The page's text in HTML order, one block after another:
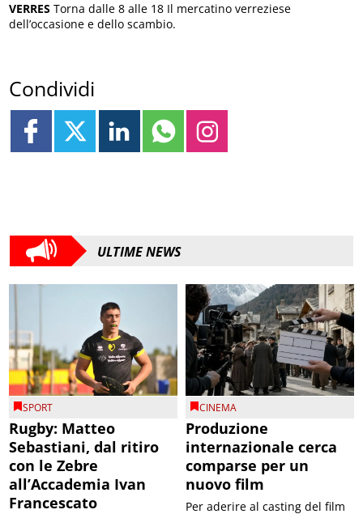
VERRES Torna dalle 8 alle 18 Il mercatino verreziese
dell’occasione e dello scambio.
Condividi
ULTIME NEWS
SPORT
Rugby: Matteo
Sebastiani, dal ritiro
con le Zebre
all’Accademia Ivan
Francescato
CINEMA
Produzione
internazionale cerca
comparse per un
nuovo film
Per aderire al casting del film